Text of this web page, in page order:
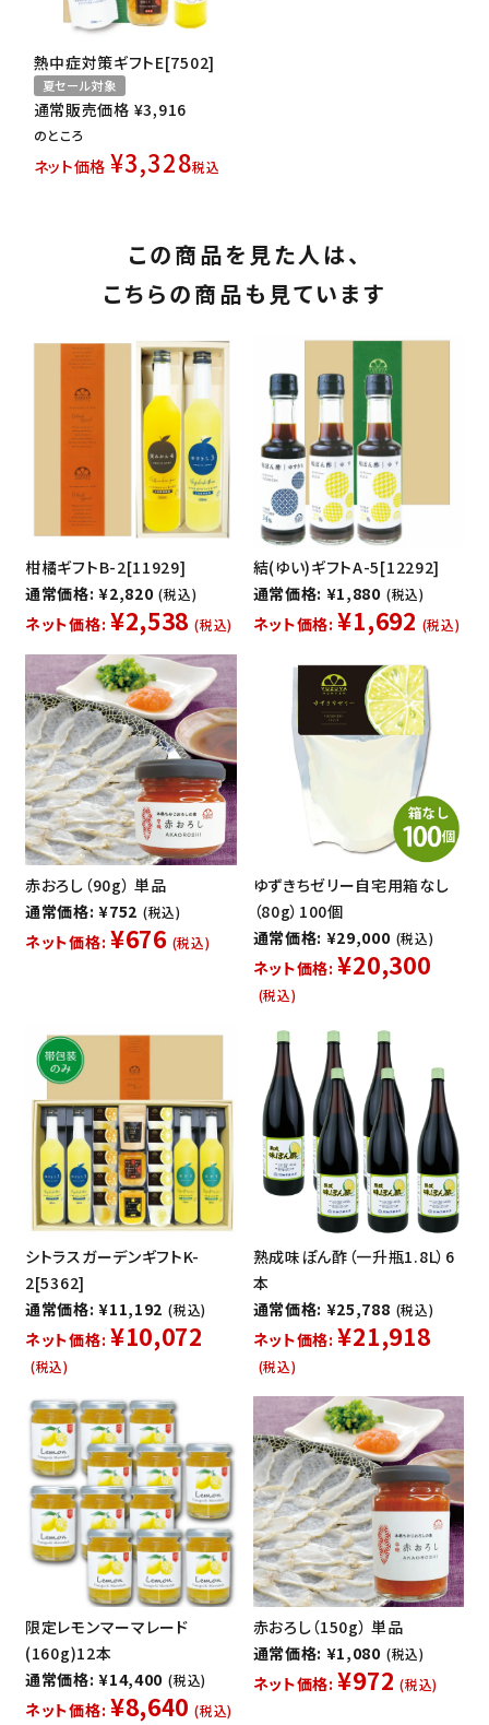
熱中症対策ギフトE[7502]
夏セール対象
通常販売価格 ¥3,916
のところ
ネット価格 ¥3,328税込
この商品を見た人は、
こちらの商品も見ています
柑橘ギフトB-2[11929]
通常価格: ¥2,820 (税込)
ネット価格: ¥2,538 (税込)
結(ゆい)ギフトA-5[12292]
通常価格: ¥1,880 (税込)
ネット価格: ¥1,692 (税込)
赤おろし（90g） 単品
通常価格: ¥752 (税込)
ネット価格: ¥676 (税込)
ゆずきちゼリー自宅用箱なし
（80g）100個
通常価格: ¥29,000 (税込)
ネット価格: ¥20,300
(税込)
シトラスガーデンギフトK-
2[5362]
通常価格: ¥11,192 (税込)
ネット価格: ¥10,072
(税込)
熟成味ぽん酢（一升瓶1.8L）6
本
通常価格: ¥25,788 (税込)
ネット価格: ¥21,918
(税込)
限定レモンマーマレード
(160g)12本
通常価格: ¥14,400 (税込)
ネット価格: ¥8,640 (税込)
赤おろし（150g） 単品
通常価格: ¥1,080 (税込)
ネット価格: ¥972 (税込)